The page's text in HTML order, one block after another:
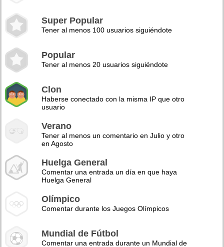
Super Popular
Tener al menos 100 usuarios siguiéndote
Popular
Tener al menos 20 usuarios siguiéndote
Clon
Haberse conectado con la misma IP que otro
usuario
Verano
Tener al menos un comentario en Julio y otro
en Agosto
Huelga General
Comentar una entrada un día en que haya
Huelga General
Olímpico
Comentar durante los Juegos Olímpicos
Mundial de Fútbol
Comentar una entrada durante un Mundial de